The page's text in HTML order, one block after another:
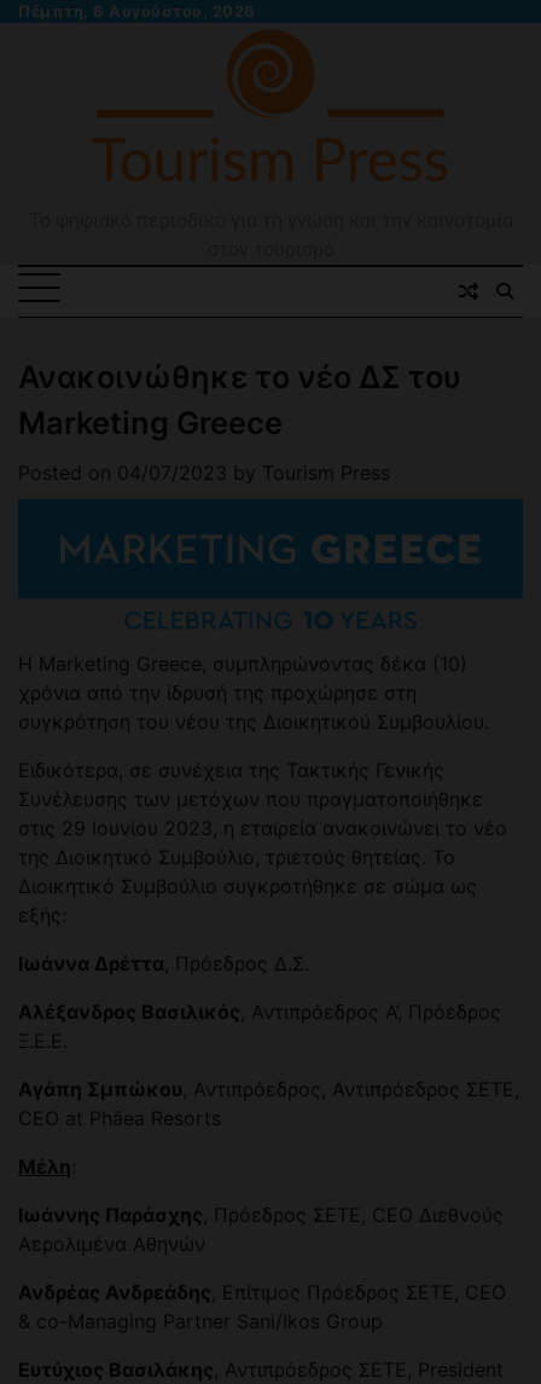
SkipΠέμπτη, 6 Αυγούστου, 2026
Ανακοινώθηκε το νέο ΔΣ του
Marketing Greece
Posted on 04/07/2023 by Tourism Press
Η Marketing Greece, συμπληρώνοντας δέκα (10)
χρόνια από την ίδρυσή της προχώρησε στη
συγκρότηση του νέου της Διοικητικού Συμβουλίου.
Ειδικότερα, σε συνέχεια της Τακτικής Γενικής
Συνέλευσης των μετόχων που πραγματοποιήθηκε
στις 29 Ιουνίου 2023, η εταιρεία ανακοινώνει το νέο
της Διοικητικό Συμβούλιο, τριετούς θητείας. Το
Διοικητικό Συμβούλιο συγκροτήθηκε σε σώμα ως
εξής:
Ιωάννα Δρέττα, Πρόεδρος Δ.Σ.
Αλέξανδρος Βασιλικός, Αντιπρόεδρος Α’, Πρόεδρος
Ξ.Ε.Ε.
Αγάπη Σμπώκου, Αντιπρόεδρος, Αντιπρόεδρος ΣΕΤΕ,
CEO at Phāea Resorts
Μέλη:
Ιωάννης Παράσχης, Πρόεδρος ΣΕΤΕ, CEO Διεθνούς
Αερολιμένα Αθηνών
Ανδρέας Ανδρεάδης, Επίτιμος Πρόεδρος ΣΕΤΕ, CEO
& co-Managing Partner Sani/Ikos Group
Ευτύχιος Βασιλάκης, Αντιπρόεδρος ΣΕΤΕ, President